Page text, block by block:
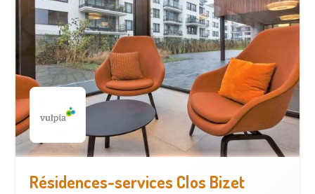
Résidences-services Clos Bizet